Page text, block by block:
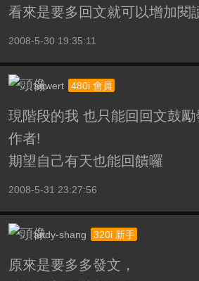
看來是要多回文就可以增加閱
2008-5-30 19:35:11
aqwert 480i 會員
現階段的我 也只能回回文鼓
作者!
期望自己有天也能回饋囉
2008-5-31 23:27:56
andy-shang 320i 新手
原來是要多多發文，